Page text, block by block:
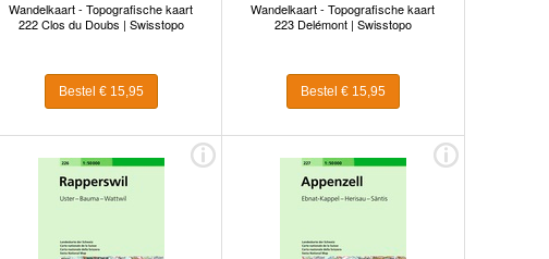
Wandelkaart - Topografische kaart
222 Clos du Doubs | Swisstopo
Bestel € 15,95
Wandelkaart - Topografische kaart
223 Delémont | Swisstopo
Bestel € 15,95